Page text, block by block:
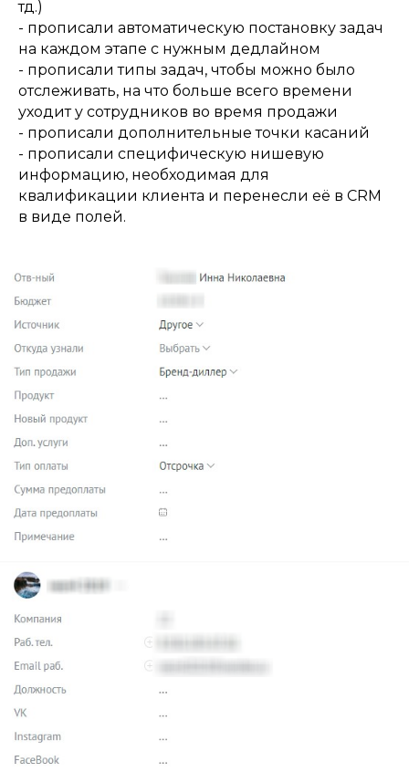
тд.)
- прописали автоматическую постановку задач
на каждом этапе с нужным дедлайном
- прописали типы задач, чтобы можно было
отслеживать, на что больше всего времени
уходит у сотрудников во время продажи
- прописали дополнительные точки касаний
- прописали специфическую нишевую
информацию, необходимая для
квалификации клиента и перенесли её в CRM
в виде полей.